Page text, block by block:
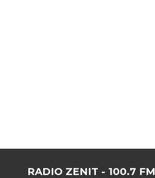
RADIO ZENIT - 100.7 FM